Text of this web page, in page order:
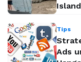
Tips
Ads